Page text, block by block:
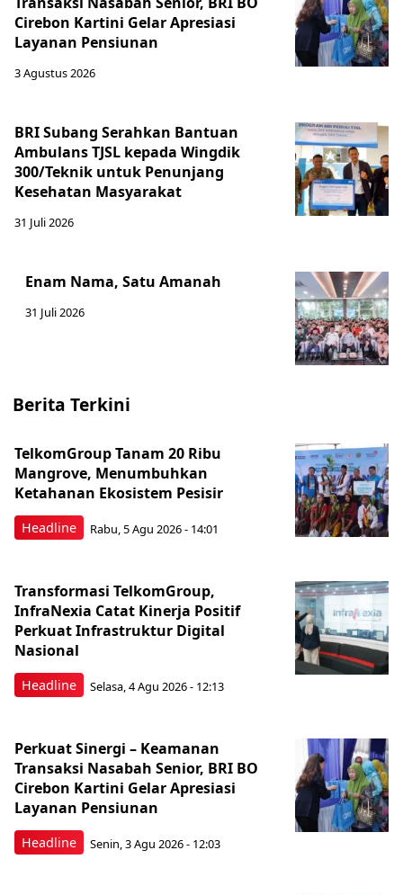
Cirebon Kartini Gelar Apresiasi
Layanan Pensiunan
3 Agustus 2026
BRI Subang Serahkan Bantuan
Ambulans TJSL kepada Wingdik
300/Teknik untuk Penunjang
Kesehatan Masyarakat ​
31 Juli 2026
Enam Nama, Satu Amanah
31 Juli 2026
Berita Terkini
Headline
TelkomGroup Tanam 20 Ribu
Mangrove, Menumbuhkan
Ketahanan Ekosistem Pesisir
Rabu, 5 Agu 2026 - 14:01
Headline
Transformasi TelkomGroup,
InfraNexia Catat Kinerja Positif
Perkuat Infrastruktur Digital
Nasional
Selasa, 4 Agu 2026 - 12:13
Headline
Perkuat Sinergi – Keamanan
Transaksi Nasabah Senior, BRI BO
Cirebon Kartini Gelar Apresiasi
Layanan Pensiunan
Senin, 3 Agu 2026 - 12:03